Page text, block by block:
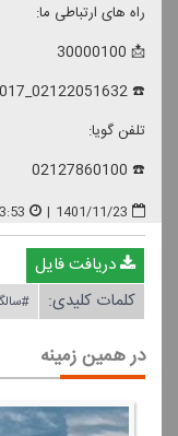
راه های ارتباطی ما:
📩 30000100
☎️ 02122051632_02122043017
تلفن گویا:
☎️ 02127860100
1401/11/23
|
دریافت فایل
کلمات کلیدی:
در همین زمینه